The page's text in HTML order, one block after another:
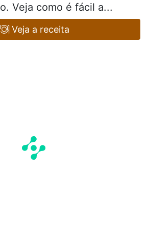
Veja como é fácil a...
Veja a receita